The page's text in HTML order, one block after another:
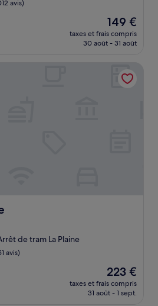
avis)
Le
nouveau
prix
de
149 €
149 €
taxes et frais compris
30 août - 31 août
de tram La Plaine
avis)
Le
nouveau
prix
223 €
taxes et frais compris
31 août - 1 sept.